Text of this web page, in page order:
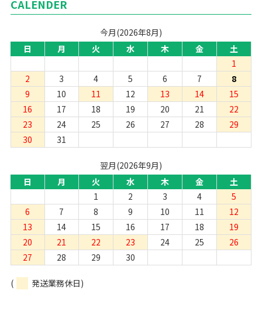
CALENDER
今月(2026年8月)
日
月 火 水 木 金
土
1
2
3 4 5 6 7
8
9
10 11 12 13 14
15
16
17 18 19 20 21
22
23
24 25 26 27 28
29
30
31
翌月(2026年9月)
日
月 火 水 木 金
土
1
2 3 4
5
6
7 8 9 10 11
12
13
14 15 16 17 18
19
20
21 22 23 24 25
26
27
28 29 30
( 発送業務休日)